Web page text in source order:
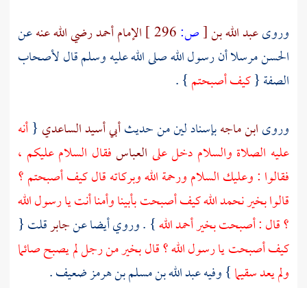
وروىعبد الله بن[ص: الإمام أحمد رضي الله عنهعن
الحسنمرسلا أن رسول الله صلى الله عليه وسلم قاللأصحاب
الصفة{كيف أصبحتم} .
وروىابن ماجهبإسناد لين من حديثأبي أسيد الساعدي {أنه
عليه الصلاة والسلام دخل على العباسفقال السلام عليكم ،
فقالوا : وعليك السلام ورحمة الله وبركاته قال كيف أصبحتم ؟
قالوا بخير نحمد الله كيف أصبحت بأبينا وأمنا أنت يا رسول الله
؟ قال : أصبحت بخير أحمد الله} . وروي أيضا عنجابرقلت {
كيف أصبحت يا رسول الله ؟ قال بخير من رجل لم يصبح صائما
ولم يعد سقيما} وفيهعبد الله بن مسلم بن هرمزضعيف .